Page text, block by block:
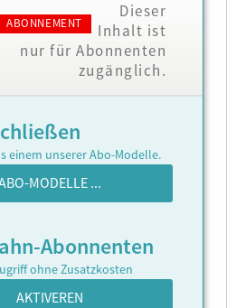
ABONNEMENT
Dieser
Inhalt ist
nur für Abonnenten
zugänglich.
einem unserer Abo-Modelle.
MODELLE ...
Abonnenten
ohne Zusatzkosten
AKTIVEREN